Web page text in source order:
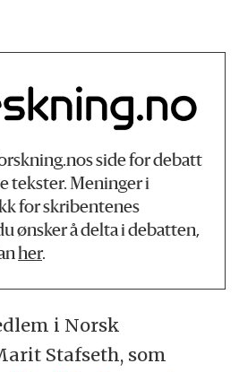
side for debatt
tekster. Meninger i
for skribentenes
ønsker å delta i debatten,
her.
i Norsk
Stafseth, som